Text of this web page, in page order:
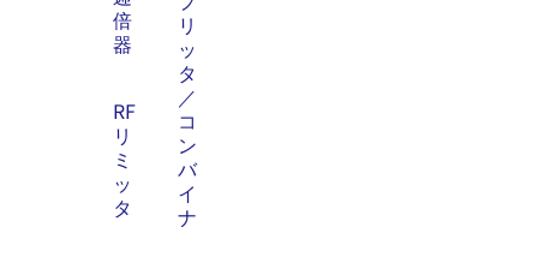
倍
器
RF
リ
ミ
ッ
タ
リ
ッ
タ
／
コ
ン
バ
イ
ナ